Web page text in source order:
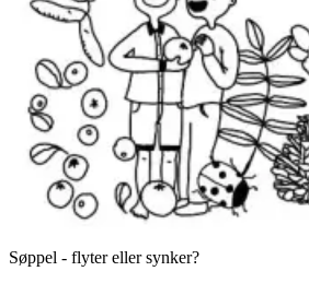
Søppel - flyter eller synker?